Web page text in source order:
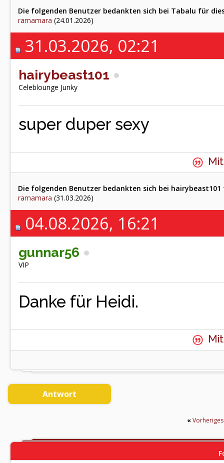
Die folgenden Benutzer bedankten sich bei Tabalu für
ramamara (24.01.2026)
31.03.2026, 02:21
hairybeast101
Celeblounge Junky
super duper sexy
Die folgenden Benutzer bedankten sich bei hairybeast101
ramamara (31.03.2026)
04.08.2026, 16:21
gunnar56
VIP
Danke für Heidi.
Antwort
«